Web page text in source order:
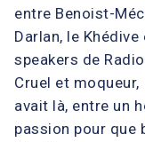
entre Benoist-
Darlan, le
speakers de
Cruel et
avait là, entre un
passion pour que